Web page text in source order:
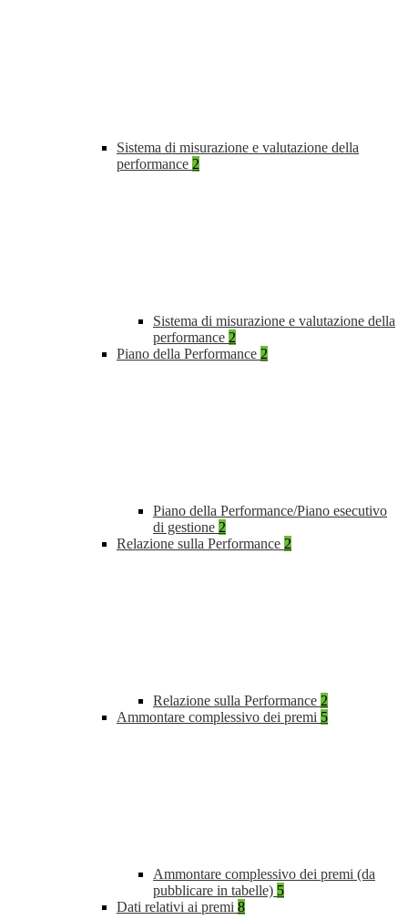
Sistema di misurazione e valutazione della
performance 2
Sistema di misurazione e valutazione della
performance 2
Piano della Performance 2
Piano della Performance/Piano esecutivo
di gestione 2
Relazione sulla Performance 2
Relazione sulla Performance 2
Ammontare complessivo dei premi 5
Ammontare complessivo dei premi (da
pubblicare in tabelle) 5
Dati relativi ai premi 8